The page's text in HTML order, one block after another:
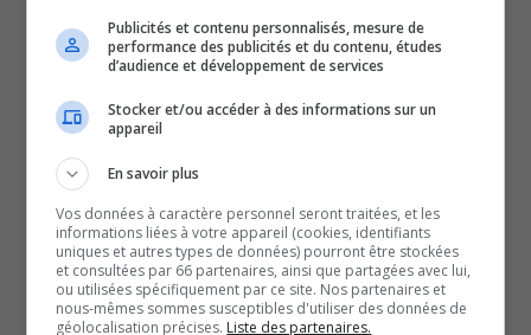
Publicités et contenu personnalisés, mesure de
performance des publicités et du contenu, études
d’audience et développement de services
Stocker et/ou accéder à des informations sur un
appareil
En savoir plus
Vos données à caractère personnel seront traitées, et les
informations liées à votre appareil (cookies, identifiants
uniques et autres types de données) pourront être stockées
et consultées par 66 partenaires, ainsi que partagées avec lui,
ou utilisées spécifiquement par ce site. Nos partenaires et
nous-mêmes sommes susceptibles d'utiliser des données de
géolocalisation précises. Liste des partenaires.